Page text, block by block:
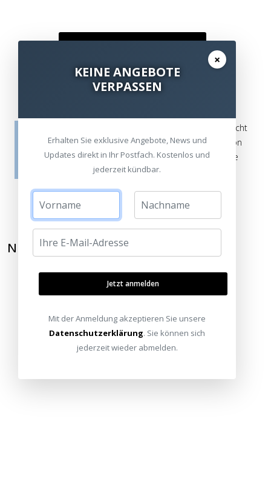
Die Bewertungen werden vor ihrer Veröffentlichung nicht
auf ihre Echtheit überprüft. Sie können daher auch von
Verbrauchern stammen, die die bewerteten Produkte
tatsächlich gar nicht erworben/genutzt haben.
NEWSLETTER ABONNIEREN
×
KEINE ANGEBOTE
VERPASSEN
Erhalten Sie exklusive Angebote, News und
Updates direkt in Ihr Postfach. Kostenlos und
jederzeit kündbar.
Jetzt anmelden
Mit der Anmeldung akzeptieren Sie unsere
Datenschutzerklärung. Sie können sich
jederzeit wieder abmelden.